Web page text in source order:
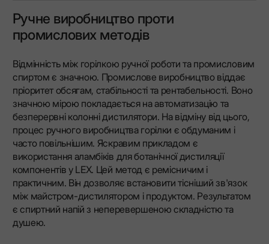
Ручне виробництво проти
промислових методів
Відмінність між горілкою ручної роботи та промисловим
спиртом є значною. Промислове виробництво віддає
пріоритет обсягам, стабільності та рентабельності. Воно
значною мірою покладається на автоматизацію та
безперервні колонні дистилятори. На відміну від цього,
процес ручного виробництва горілки є обдуманим і
часто повільнішим. Яскравим прикладом є
використання аламбіків для ботанічної дистиляції
компонентів у LEX. Цей метод є ремісничим і
практичним. Він дозволяє встановити тісніший зв'язок
між майстром-дистилятором і продуктом. Результатом
є спиртний напій з неперевершеною складністю та
душею.